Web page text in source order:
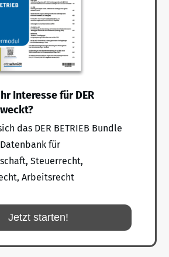
Interesse für DER
das DER BETRIEB Bundle
für
Steuerrecht,
Arbeitsrecht
Jetzt starten!